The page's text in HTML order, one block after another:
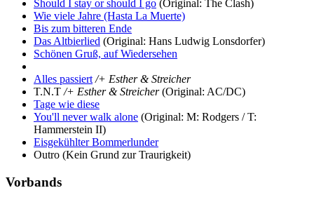
Should I stay or should I go (Original: The Clash)
Wie viele Jahre (Hasta La Muerte)
Bis zum bitteren Ende
Das Altbierlied (Original: Hans Ludwig Lonsdorfer)
Schönen Gruß, auf Wiedersehen
Alles passiert /+ Esther & Streicher
T.N.T /+ Esther & Streicher (Original: AC/DC)
Tage wie diese
You'll never walk alone (Original: M: Rodgers / T:
Hammerstein II)
Eisgekühlter Bommerlunder
Outro (Kein Grund zur Traurigkeit)
Vorbands